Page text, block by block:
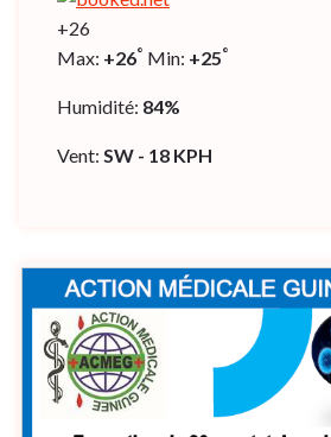
+26
Max: +26° Min: +25°
Humidité: 84%
Vent: SW - 18 KPH